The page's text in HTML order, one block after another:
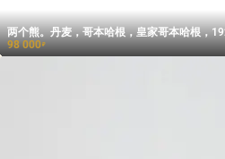
两个熊。丹麦，哥本哈根，皇家哥本哈根，
98 000₽